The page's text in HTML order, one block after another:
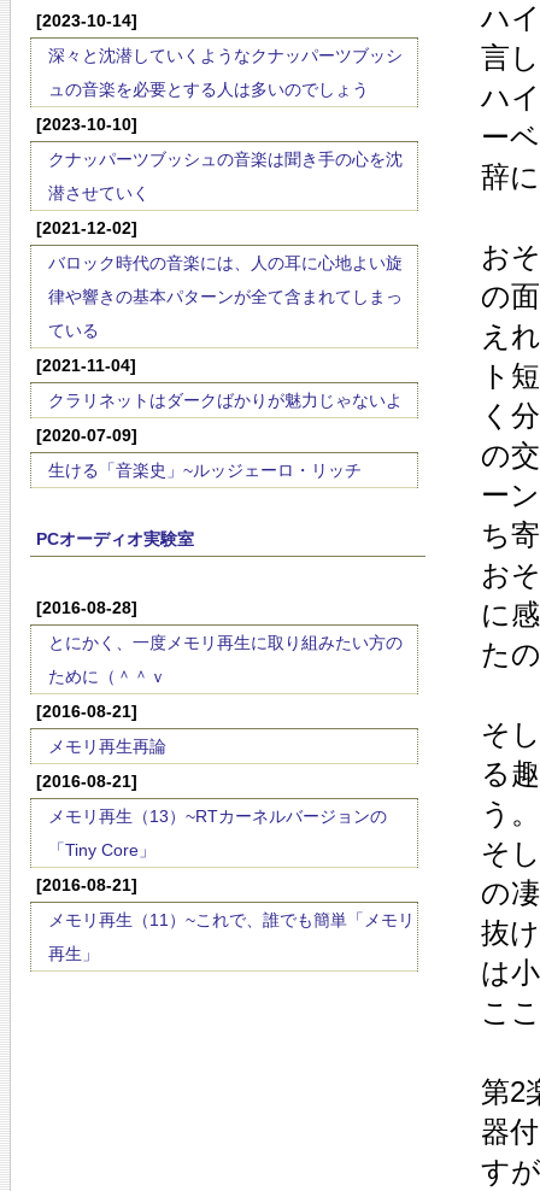
[2023-10-14]
深々と沈潜していくようなクナッパーツブッシ
ュの音楽を必要とする人は多いのでしょう
[2023-10-10]
クナッパーツブッシュの音楽は聞き手の心を沈
潜させていく
[2021-12-02]
バロック時代の音楽には、人の耳に心地よい旋
律や響きの基本パターンが全て含まれてしまっ
ている
[2021-11-04]
クラリネットはダークばかりが魅力じゃないよ
[2020-07-09]
生ける「音楽史」~ルッジェーロ・リッチ
PCオーディオ実験室
[2016-08-28]
とにかく、一度メモリ再生に取り組みたい方の
ために（＾＾ｖ
[2016-08-21]
メモリ再生再論
[2016-08-21]
メモリ再生（13）~RTカーネルバージョンの
「Tiny Core」
[2016-08-21]
メモリ再生（11）~これで、誰でも簡単「メモリ
再生」
ハ
言
ハ
ー
辞
お
の
え
ト
く
の
ー
ち
お
に
た
そ
る
う。
そ
の
抜
は
こ
第2
器
す